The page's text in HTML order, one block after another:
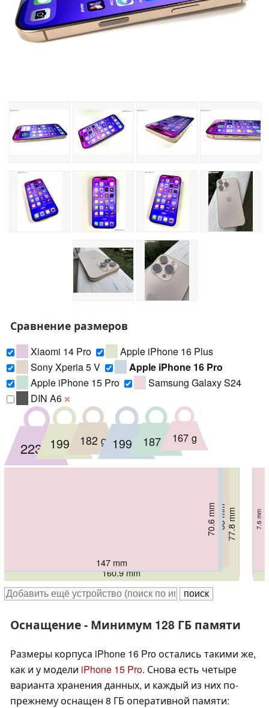
Сравнение размеров
Xiaomi 14 Pro
Apple iPhone 16 Plus
Sony Xperia 5 V
Apple iPhone 16 Pro
Apple iPhone 15 Pro
Samsung Galaxy S24
DIN A6 ❌
161.4 mm
75.3 mm 8.49 mm
223 g
160.9 mm
77.8 mm 7.8 mm
199 g
154 mm
68 mm 8.6 mm
182 g
149.6 mm
71.5 mm 8.25 mm
199 g
146.6 mm
70.6 mm 8.3 mm
187 g
147 mm
70.6 mm 7.6 mm
167 g
Оснащение - Минимум 128 ГБ памяти
Размеры корпуса iPhone 16 Pro остались такими же,
как и у модели iPhone 15 Pro. Снова есть четыре
варианта хранения данных, и каждый из них по-
прежнему оснащен 8 ГБ оперативной памяти: